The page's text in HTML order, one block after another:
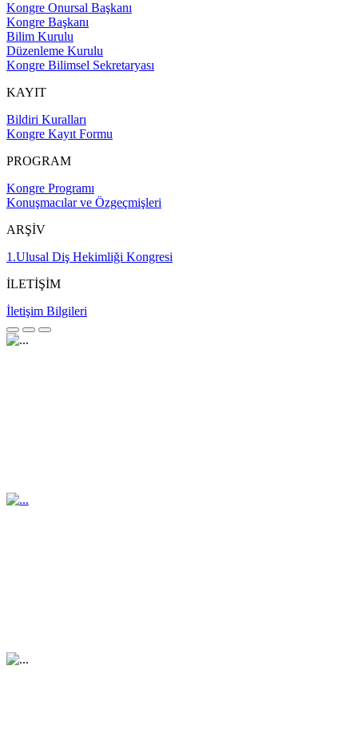
Kongre Onursal Başkanı
Kongre Başkanı
Bilim Kurulu
Düzenleme Kurulu
Kongre Bilimsel Sekretaryası
KAYIT
Bildiri Kuralları
Kongre Kayıt Formu
PROGRAM
Kongre Programı
Konuşmacılar ve Özgeçmişleri
ARŞİV
1.Ulusal Diş Hekimliği Kongresi
İLETİŞİM
İletişim Bilgileri